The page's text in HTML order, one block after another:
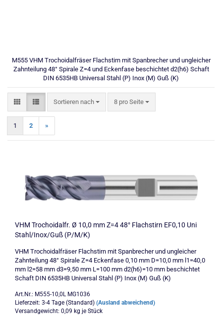
M555 VHM Trochoidalfräser Flachstirn mit Spanbrecher und ungleicher
Zahnteilung 48° Spirale Z=4 und Eckenfase beschichtet d2(h6) Schaft
DIN 6535HB Universal Stahl (P) Inox (M) Guß (K)
Sortieren nach
Sortieren nach 8 pro Seite
pro Seite
1 2 »
VHM Trochoidalfr. Ø 10,0 mm Z=4 48° Flachstirn EF0,10 Uni
Stahl/Inox/Guß (P/M/K)
VHM Trochoidalfräser Flachstirn mit Spanbrecher und ungleicher
Zahnteilung 48° Spirale Z=4 Eckenfase 0,10 mm D=10,0 mm l1=40,0
mm l2=58 mm d3=9,50 mm L=100 mm d2(h6)=10 mm beschichtet
Schaft DIN 6535HB Universal Stahl (P) Inox (M) Guß (K)
Art.Nr.: M555-10,0L MG1036
Lieferzeit: 3-4 Tage (Standard) (Ausland abweichend)
Versandgewicht: 0,09 kg je Stück